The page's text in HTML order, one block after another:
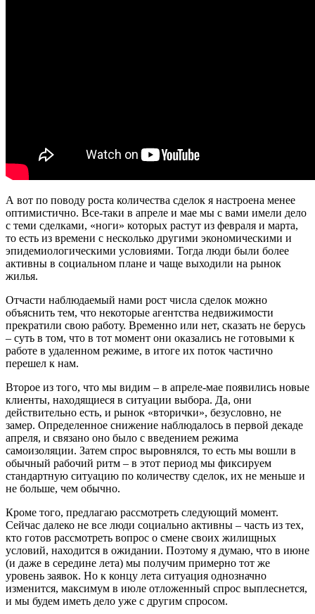
А вот по поводу роста количества сделок я настроена менее
оптимистично. Все-таки в апреле и мае мы с вами имели дело
с теми сделками, «ноги» которых растут из февраля и марта,
то есть из времени с несколько другими экономическими и
эпидемиологическими условиями. Тогда люди были более
активны в социальном плане и чаще выходили на рынок
жилья.
Отчасти наблюдаемый нами рост числа сделок можно
объяснить тем, что некоторые агентства недвижимости
прекратили свою работу. Временно или нет, сказать не берусь
– суть в том, что в тот момент они оказались не готовыми к
работе в удаленном режиме, в итоге их поток частично
перешел к нам.
Второе из того, что мы видим – в апреле-мае появились новые
клиенты, находящиеся в ситуации выбора. Да, они
действительно есть, и рынок «вторички», безусловно, не
замер. Определенное снижение наблюдалось в первой декаде
апреля, и связано оно было с введением режима
самоизоляции. Затем спрос выровнялся, то есть мы вошли в
обычный рабочий ритм – в этот период мы фиксируем
стандартную ситуацию по количеству сделок, их не меньше и
не больше, чем обычно.
Кроме того, предлагаю рассмотреть следующий момент.
Сейчас далеко не все люди социально активны – часть из тех,
кто готов рассмотреть вопрос о смене своих жилищных
условий, находится в ожидании. Поэтому я думаю, что в июне
(и даже в середине лета) мы получим примерно тот же
уровень заявок. Но к концу лета ситуация однозначно
изменится, максимум в июле отложенный спрос выплеснется,
и мы будем иметь дело уже с другим спросом.